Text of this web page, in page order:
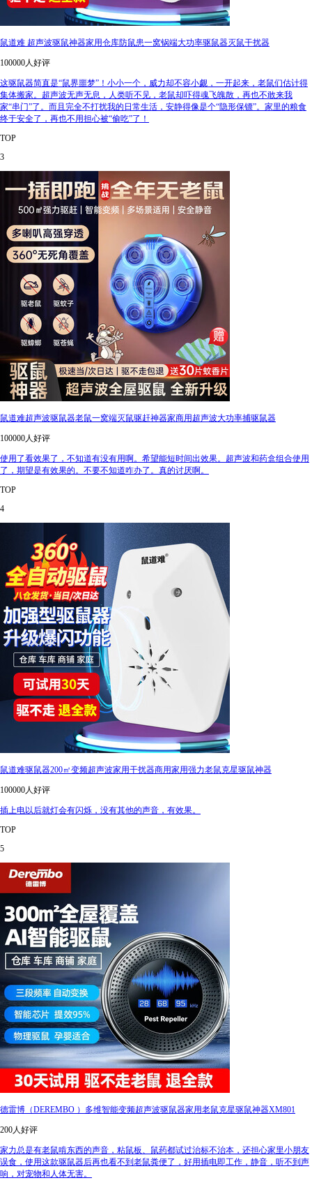
鼠道难 超声波驱鼠神器家用仓库防鼠患一窝锅端大功率驱鼠器灭鼠干扰器
100000人好评
这驱鼠器简直是“鼠界噩梦”！小小一个，威力却不容小觑，一开起来，老鼠们估计得
集体搬家。超声波无声无息，人类听不见，老鼠却吓得魂飞魄散，再也不敢来我
家“串门”了。而且完全不打扰我的日常生活，安静得像是个“隐形保镖”‍。家里的粮食
终于安全了，再也不用担心被“偷吃”了！
TOP
3
鼠道难超声波驱鼠器老鼠一窝端灭鼠驱赶神器家商用超声波大功率捕驱鼠器
100000人好评
使用了看效果了，不知道有没有用啊。希望能短时间出效果。超声波和药盒组合使用
了，期望是有效果的。不要不知道咋办了。真的讨厌啊。
TOP
4
鼠道难驱鼠器200㎡变频超声波家用干扰器商用家用强力老鼠克星驱鼠神器
100000人好评
插上电以后就灯会有闪烁，没有其他的声音，有效果。
TOP
5
德雷博（DEREMBO ）多维智能变频超声波驱鼠器家用老鼠克星驱鼠神器XM801
200人好评
家力总是有老鼠啃东西的声音，粘鼠板、鼠药都试过治标不治本，还担心家里小朋友
误食，使用这款驱鼠器后再也看不到老鼠粪便了，好用插电即工作，静音，听不到声
响，对宠物和人体无害。